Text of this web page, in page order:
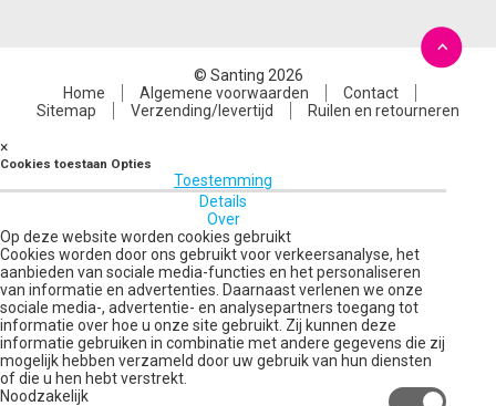
© Santing 2026
Home
Algemene voorwaarden
Contact
Sitemap
Verzending/levertijd Ruilen en retourneren
×
Cookies toestaan Opties
Toestemming
Details
Over
Op deze website worden cookies gebruikt
Cookies worden door ons gebruikt voor verkeersanalyse, het
aanbieden van sociale media-functies en het personaliseren
van informatie en advertenties. Daarnaast verlenen we onze
sociale media-, advertentie- en analysepartners toegang tot
informatie over hoe u onze site gebruikt. Zij kunnen deze
informatie gebruiken in combinatie met andere gegevens die zij
mogelijk hebben verzameld door uw gebruik van hun diensten
of die u hen hebt verstrekt.
Noodzakelijk